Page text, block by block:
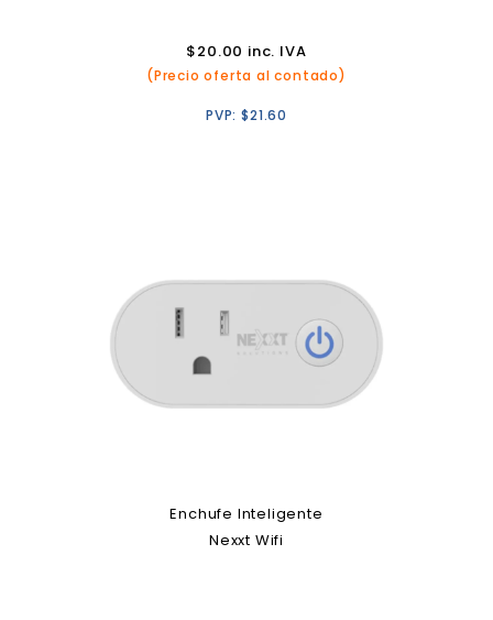
$20.00 inc. IVA
(Precio oferta al contado)
PVP:$21.60
Enchufe Inteligente
Nexxt Wifi